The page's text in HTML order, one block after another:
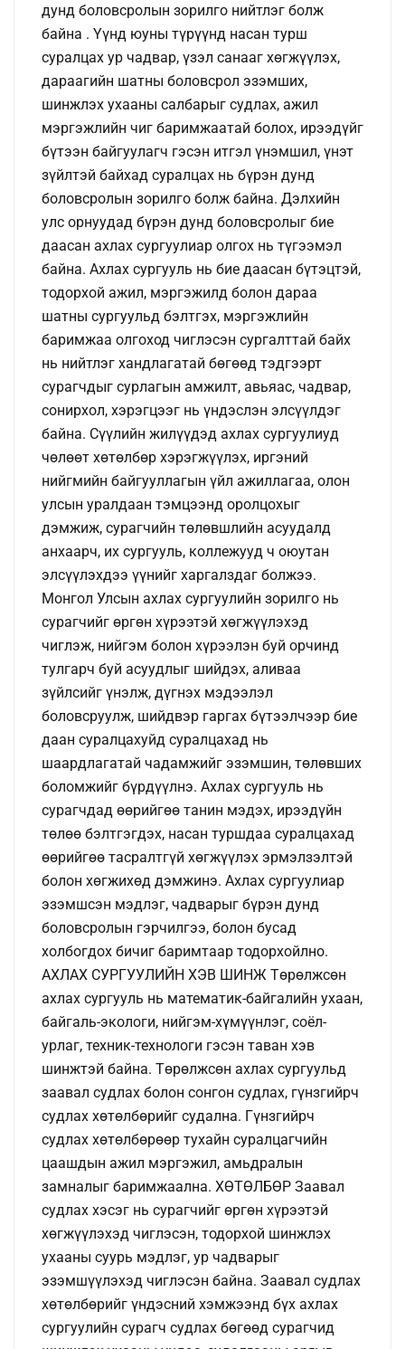
дунд боловсролын зорилго нийтлэг болж
байна . Үүнд юуны түрүүнд насан турш
суралцах ур чадвар, үзэл санааг хөгжүүлэх,
дараагийн шатны боловсрол эзэмших,
шинжлэх ухааны салбарыг судлах, ажил
мэргэжлийн чиг баримжаатай болох, ирээдүйг
бүтээн байгуулагч гэсэн итгэл үнэмшил, үнэт
зүйлтэй байхад суралцах нь бүрэн дунд
боловсролын зорилго болж байна. Дэлхийн
улс орнуудад бүрэн дунд боловсролыг бие
даасан ахлах сургуулиар олгох нь түгээмэл
байна. Ахлах сургууль нь бие даасан бүтэцтэй,
тодорхой ажил, мэргэжилд болон дараа
шатны сургуульд бэлтгэх, мэргэжлийн
баримжаа олгоход чиглэсэн сургалттай байх
нь нийтлэг хандлагатай бөгөөд тэдгээрт
сурагчдыг сурлагын амжилт, авьяас, чадвар,
сонирхол, хэрэгцээг нь үндэслэн элсүүлдэг
байна. Сүүлийн жилүүдэд ахлах сургуулиуд
чөлөөт хөтөлбөр хэрэгжүүлэх, иргэний
нийгмийн байгууллагын үйл ажиллагаа, олон
улсын уралдаан тэмцээнд оролцохыг
дэмжиж, сурагчийн төлөвшлийн асуудалд
анхаарч, их сургууль, коллежууд ч оюутан
элсүүлэхдээ үүнийг харгалздаг болжээ.
Монгол Улсын ахлах сургуулийн зорилго нь
сурагчийг өргөн хүрээтэй хөгжүүлэхэд
чиглэж, нийгэм болон хүрээлэн буй орчинд
тулгарч буй асуудлыг шийдэх, аливаа
зүйлсийг үнэлж, дүгнэх мэдээлэл
боловсруулж, шийдвэр гаргах бүтээлчээр бие
даан суралцахуйд суралцахад нь
шаардлагатай чадамжийг эзэмшин, төлөвших
боломжийг бүрдүүлнэ. Ахлах сургууль нь
сурагчдад өөрийгөө танин мэдэх, ирээдүйн
төлөө бэлтгэгдэх, насан туршдаа суралцахад
өөрийгөө тасралтгүй хөгжүүлэх эрмэлзэлтэй
болон хөгжихөд дэмжинэ. Ахлах сургуулиар
эзэмшсэн мэдлэг, чадварыг бүрэн дунд
боловсролын гэрчилгээ, болон бусад
холбогдох бичиг баримтаар тодорхойлно.
АХЛАХ СУРГУУЛИЙН ХЭВ ШИНЖ Төрөлжсөн
ахлах сургууль нь математик-байгалийн ухаан,
байгаль-экологи, нийгэм-хүмүүнлэг, соёл-
урлаг, техник-технологи гэсэн таван хэв
шинжтэй байна. Төрөлжсөн ахлах сургуульд
заавал судлах болон сонгон судлах, гүнзгийрч
судлах хөтөлбөрийг судална. Гүнзгийрч
судлах хөтөлбөрөөр тухайн суралцагчийн
цаашдын ажил мэргэжил, амьдралын
замналыг баримжаална. ХӨТӨЛБӨР Заавал
судлах хэсэг нь сурагчийг өргөн хүрээтэй
хөгжүүлэхэд чиглэсэн, тодорхой шинжлэх
ухааны суурь мэдлэг, ур чадварыг
эзэмшүүлэхэд чиглэсэн байна. Заавал судлах
хөтөлбөрийг үндэсний хэмжээнд бүх ахлах
сургуулийн сурагч судлах бөгөөд сурагчид